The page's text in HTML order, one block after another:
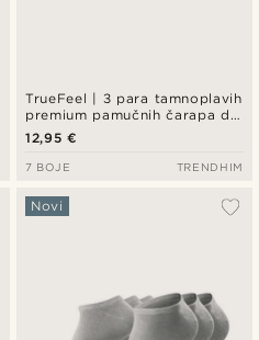
TrueFeel | 3 para tamnoplavih
premium pamučnih čarapa do
gležnja
12,95 €
7 BOJE TRENDHIM
Novi